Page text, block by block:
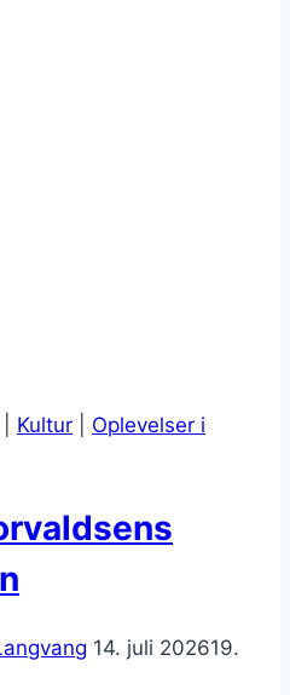
Kultur
Oplevelser i
14. juli 202619.